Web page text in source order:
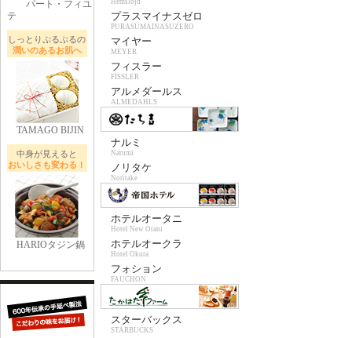
パート・フィユ
テ
しっとりぷるぷるの
潤いのあるお肌へ
TAMAGO BIJIN
中身が見えると
おいしさも変わる！
HARIOタジン鍋
Hemslojd
プラスマイナスゼロ
PURASUMAINASUZERO
マイヤー
MEYER
フィスラー
FISSLER
アルメダールス
ALMEDAHLS
ナルミ
Narumi
ノリタケ
Noritake
ホテルオータニ
Hotel New Otani
ホテルオークラ
Hotel Okura
フォション
FAUCHON
スターバックス
STARBUCKS